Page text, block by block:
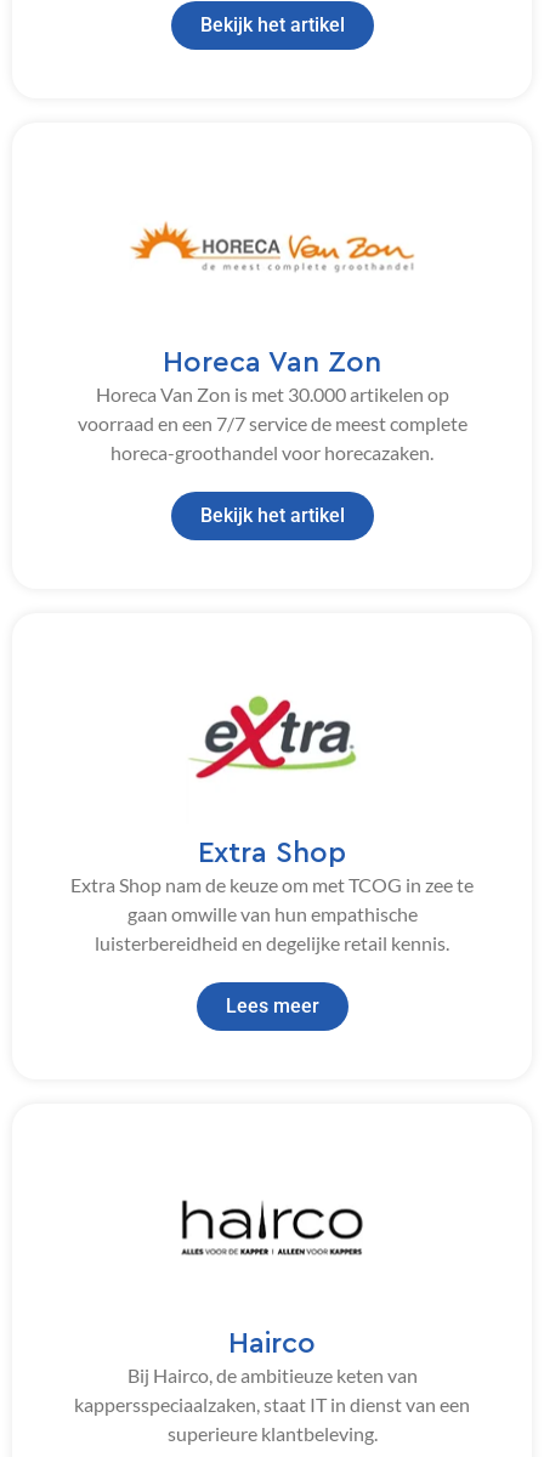
Bekijk het artikel
Horeca Van Zon
Horeca Van Zon is met 30.000 artikelen op
voorraad en een 7/7 service de meest complete
horeca-groothandel voor horecazaken.
Bekijk het artikel
Extra Shop
Extra Shop nam de keuze om met TCOG in zee te
gaan omwille van hun empathische
luisterbereidheid en degelijke retail kennis.
Lees meer
Hairco
Bij Hairco, de ambitieuze keten van
kappersspeciaalzaken, staat IT in dienst van een
superieure klantbeleving.